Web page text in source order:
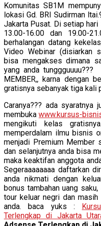
Komunitas SB1M
lokasi Gd. BRI Sudirman
Jakarta Pusat. Di setiap hari
13.00-16.00 dan 19.00-
berhalangan datang
Video Webinar (disiarkan
bisa mengakses dimana
yang anda
MEMBER,, karna dengan
gratisnya sebanyak tiga kali
Caranya??? ada syaratnya
membukawww.kursus-
mengikuti kelas
memperdalam ilmu bisnis
menjadi Premium Member
dan selanjutnya anda bisa
maka keaktifan anggota
Segeraaaaaaaa daftarkan
anda nikmati dengan
bonus tambahan uang
tour keluar negri dan
anda. baca yuks :
Terlengkap di Jakarta